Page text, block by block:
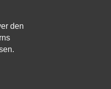
den